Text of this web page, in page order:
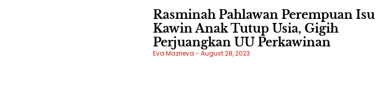
Rasminah Pahlawan Perempuan Isu
Kawin Anak Tutup Usia, Gigih
Perjuangkan UU Perkawinan
Eva Mazrieva August 28, 2023